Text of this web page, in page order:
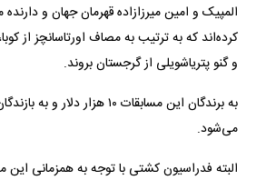
المپیک و امین میرزازاده قهرمان جهان و
کرده‌اند که به ترتیب به مصاف اورتاسانچز از
و گنو پتریاشویلی از گرجستان بروند.
می‌شود.
البته فدراسیون کشتی با توجه به همزمانی این